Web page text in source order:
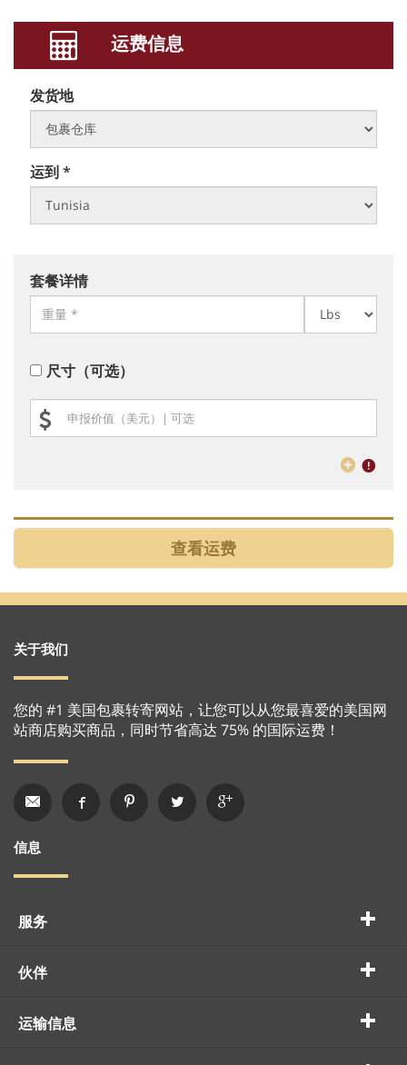
运费信息
发货地
运到 *
套餐详情
尺寸（可选）
关于我们
您的 #1 美国包裹转寄网站，让您可以从您最喜爱的美国网
站商店购买商品，同时节省高达 75% 的国际运费！
信息
服务
伙伴
运输信息